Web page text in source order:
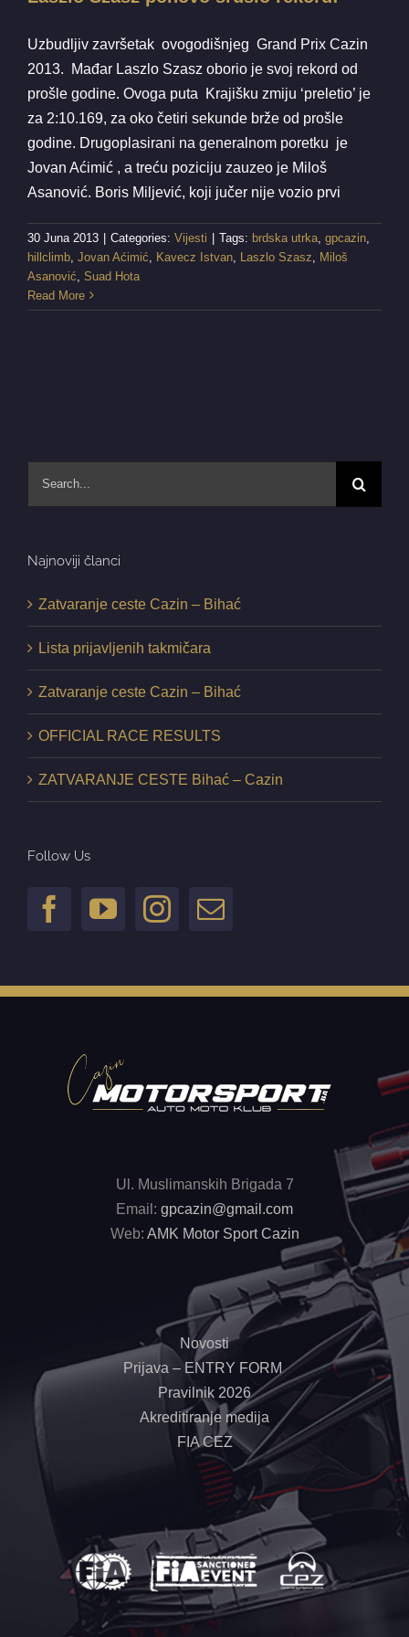
Uzbudljiv završetak ovogodišnjeg Grand Prix Cazin
2013. Mađar Laszlo Szasz oborio je svoj rekord od
prošle godine. Ovoga puta Krajišku zmiju ‘preletio’ je
za 2:10.169, za oko četiri sekunde brže od prošle
godine. Drugoplasirani na generalnom poretku je
Jovan Aćimić , a treću poziciju zauzeo je Miloš
Asanović. Boris Miljević, koji jučer nije vozio prvi
30 Juna 2013 Categories: Vijesti Tags: brdska utrka gpcazin
hillclimb Jovan Aćimić Kavecz Istvan Laszlo Szasz
Miloš
Asanović Suad Hota
Read More
Najnoviji članci
Zatvaranje ceste Cazin – Bihać
Lista prijavljenih takmičara
Zatvaranje ceste Cazin – Bihać
OFFICIAL RACE RESULTS
ZATVARANJE CESTE Bihać – Cazin
Follow Us
Ul. Muslimanskih Brigada 7
Email: gpcazin@gmail.com
Web: AMK Motor Sport Cazin
Novosti
Prijava – ENTRY FORM
Pravilnik 2026
Akreditiranje medija
FIA CEZ